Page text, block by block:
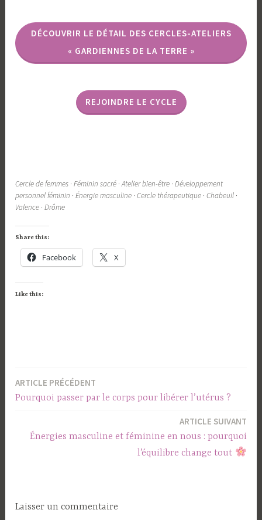
DÉCOUVRIR LE DÉTAIL DES CERCLES-ATELIERS
« GARDIENNES DE LA TERRE »
REJOINDRE LE CYCLE
Cercle de femmes · Féminin sacré · Atelier bien-être · Développement
personnel féminin · Énergie masculine · Cercle thérapeutique · Chabeuil ·
Valence · Drôme
Share this:
Facebook X
Like this:
Navigation
l’article
ARTICLE PRÉCÉDENT
Pourquoi passer par le corps pour libérer l’utérus ?
ARTICLE SUIVANT
Énergies masculine et féminine en nous : pourquoi
l’équilibre change tout
Laisser un commentaire